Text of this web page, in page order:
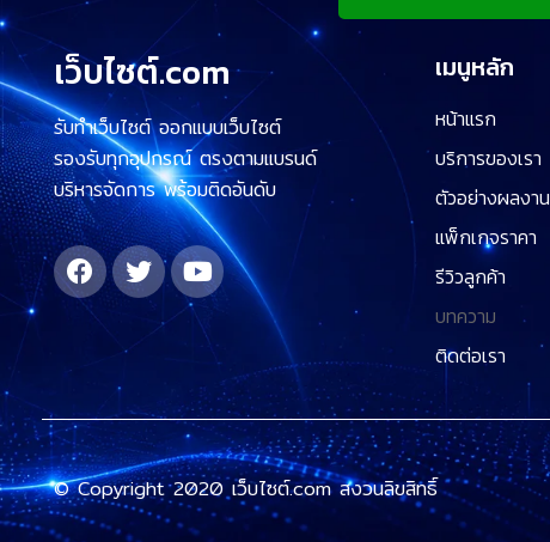
เว็บไซต์.com
รับทำเว็บไซต์ ออกแบบเว็บไซต์
รองรับทุกอุปกรณ์ ตรงตามแบรนด์
บริหารจัดการ พร้อมติดอันดับ
เมนูหลัก
หน้าแรก
บริการของเรา
ตัวอย่างผลงาน
แพ็กเกจราคา
รีวิวลูกค้า
บทความ
ติดต่อเรา
© Copyright 2020 เว็บไซต์.com สงวนลิขสิทธิ์